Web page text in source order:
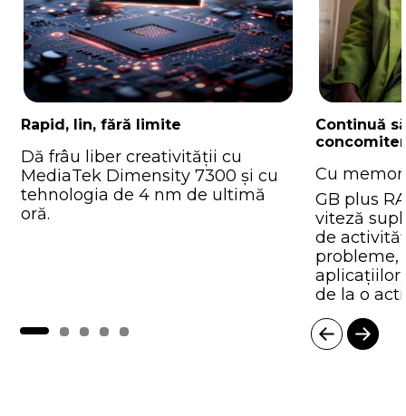
Rapid, lin, fără limite
Dă frâu liber creativității cu
MediaTek Dimensity 7300 și cu
tehnologia de 4 nm de ultimă
oră.
Continuă
Cu
GB plus
viteză
de
probleme,
aplicațiilor
de la o